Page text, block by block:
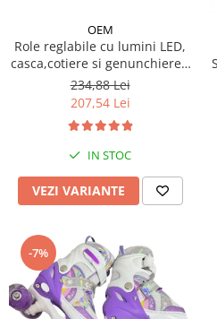
OEM
Role reglabile cu lumini LED,
casca,cotiere si genunchiere -
Ursuletul vesel Panda
234,88 Lei
207,54 Lei
IN STOC
VEZI VARIANTE
-7%